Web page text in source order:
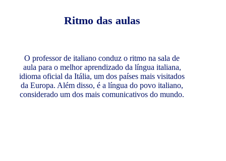
Ritmo das aulas
O professor de italiano conduz o ritmo na sala de
aula para o melhor aprendizado da língua italiana,
idioma oficial da Itália, um dos países mais visitados
da Europa. Além disso, é a língua do povo italiano,
considerado um dos mais comunicativos do mundo.